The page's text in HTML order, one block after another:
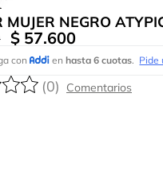
MUJER NEGRO
$ 57.600
(0)